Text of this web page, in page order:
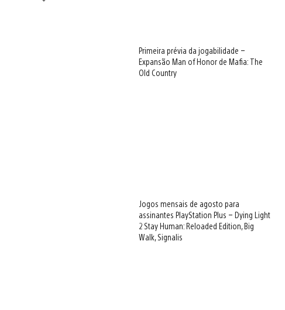
Primeira prévia da jogabilidade –
Expansão Man of Honor de Mafia: The
Old Country
Jogos mensais de agosto para
assinantes PlayStation Plus – Dying Light
2 Stay Human: Reloaded Edition, Big
Walk, Signalis